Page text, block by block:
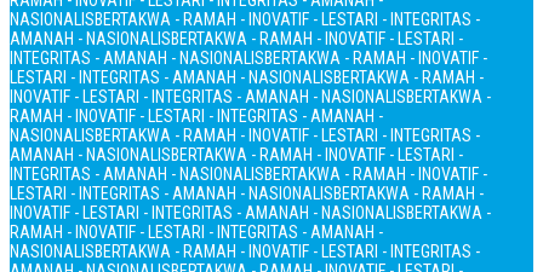
NASIONALISBERTAKWA - RAMAH - INOVATIF - LESTARI - INTEGRITAS -
AMANAH - NASIONALISBERTAKWA - RAMAH - INOVATIF - LESTARI -
INTEGRITAS - AMANAH - NASIONALISBERTAKWA - RAMAH - INOVATIF -
LESTARI - INTEGRITAS - AMANAH - NASIONALISBERTAKWA - RAMAH -
INOVATIF - LESTARI - INTEGRITAS - AMANAH - NASIONALISBERTAKWA -
RAMAH - INOVATIF - LESTARI - INTEGRITAS - AMANAH -
NASIONALISBERTAKWA - RAMAH - INOVATIF - LESTARI - INTEGRITAS -
AMANAH - NASIONALISBERTAKWA - RAMAH - INOVATIF - LESTARI -
INTEGRITAS - AMANAH - NASIONALISBERTAKWA - RAMAH - INOVATIF -
LESTARI - INTEGRITAS - AMANAH - NASIONALISBERTAKWA - RAMAH -
INOVATIF - LESTARI - INTEGRITAS - AMANAH - NASIONALISBERTAKWA -
RAMAH - INOVATIF - LESTARI - INTEGRITAS - AMANAH -
NASIONALISBERTAKWA - RAMAH - INOVATIF - LESTARI - INTEGRITAS -